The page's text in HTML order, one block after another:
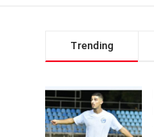
Trending